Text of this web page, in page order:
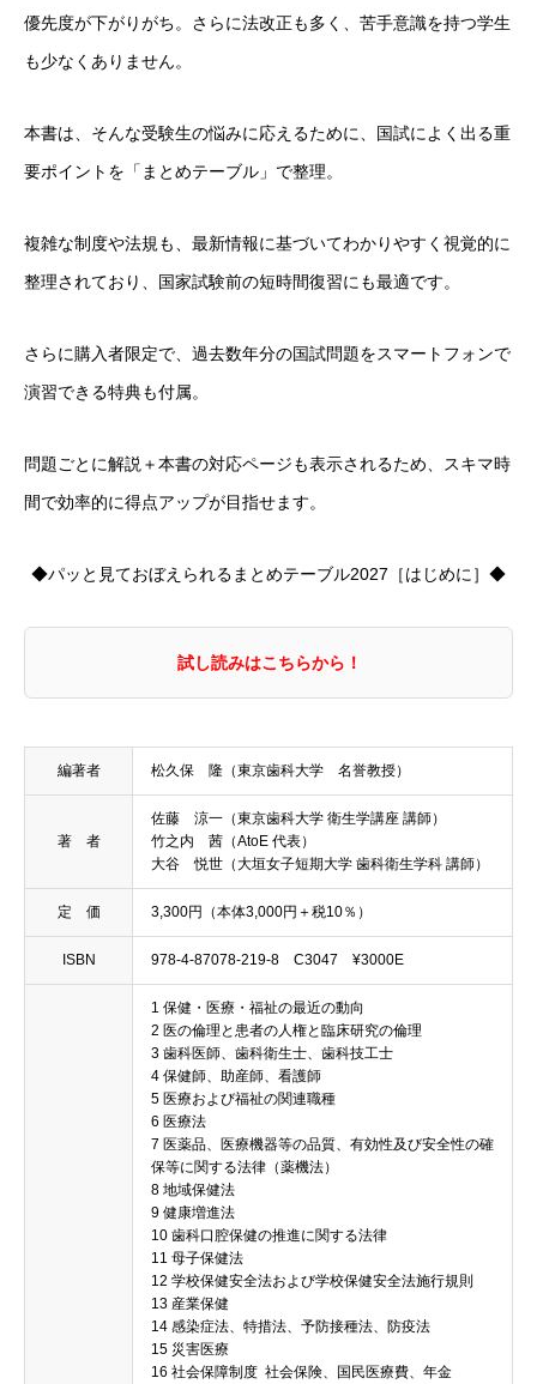
優先度が下がりがち。さらに法改正も多く、苦手意識を持つ学生
も少なくありません。
本書は、そんな受験生の悩みに応えるために、国試によく出る重
要ポイントを「まとめテーブル」で整理。
複雑な制度や法規も、最新情報に基づいてわかりやすく視覚的に
整理されており、国家試験前の短時間復習にも最適です。
さらに購入者限定で、過去数年分の国試問題をスマートフォンで
演習できる特典も付属。
問題ごとに解説＋本書の対応ページも表示されるため、スキマ時
間で効率的に得点アップが目指せます。
◆パッと見ておぼえられるまとめテーブル2027［はじめに］◆
試し読みはこちらから！
編著者 松久保 隆（東京歯科大学 名誉教授）
著 者
佐藤 涼一（東京歯科大学 衛生学講座 講師）
竹之内 茜（AtoE 代表）
大谷 悦世（大垣女子短期大学 歯科衛生学科 講師）
定 価 3,300円（本体3,000円＋税10％）
ISBN 978-4-87078-219-8 C3047 ¥3000E
1 保健・医療・福祉の最近の動向
2 医の倫理と患者の人権と臨床研究の倫理
3 歯科医師、歯科衛生士、歯科技工士
4 保健師、助産師、看護師
5 医療および福祉の関連職種
6 医療法
7 医薬品、医療機器等の品質、有効性及び安全性の確
保等に関する法律（薬機法）
8 地域保健法
9 健康増進法
10 歯科口腔保健の推進に関する法律
11 母子保健法
12 学校保健安全法および学校保健安全法施行規則
13 産業保健
14 感染症法、特措法、予防接種法、防疫法
15 災害医療
16 社会保障制度 社会保険、国民医療費、年金